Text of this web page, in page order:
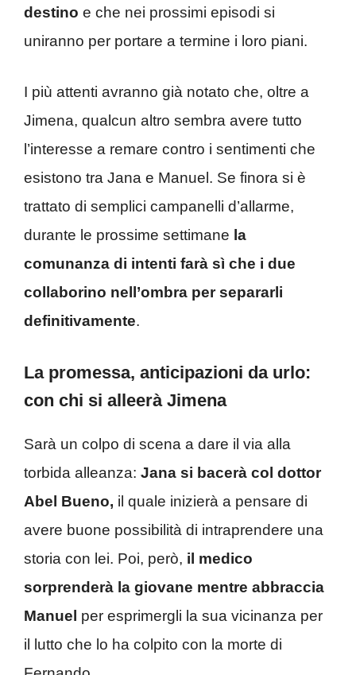
destino e che nei prossimi episodi si
uniranno per portare a termine i loro piani.
I più attenti avranno già notato che, oltre a
Jimena, qualcun altro sembra avere tutto
l’interesse a remare contro i sentimenti che
esistono tra Jana e Manuel. Se finora si è
trattato di semplici campanelli d’allarme,
durante le prossime settimane la
comunanza di intenti farà sì che i due
collaborino nell’ombra per separarli
definitivamente.
La promessa, anticipazioni da urlo:
con chi si alleerà Jimena
Sarà un colpo di scena a dare il via alla
torbida alleanza: Jana si bacerà col dottor
Abel Bueno, il quale inizierà a pensare di
avere buone possibilità di intraprendere una
storia con lei. Poi, però, il medico
sorprenderà la giovane mentre abbraccia
Manuel per esprimergli la sua vicinanza per
il lutto che lo ha colpito con la morte di